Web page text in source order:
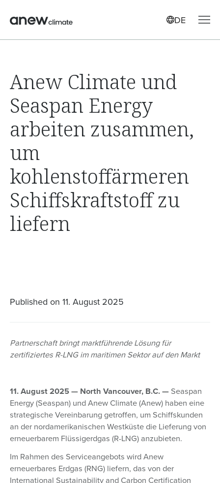
DE
Anew Climate und
Seaspan Energy
arbeiten zusammen,
um
kohlenstoffärmeren
Schiffskraftstoff zu
liefern
Published on 11. August 2025
Partnerschaft bringt marktführende Lösung für
zertifiziertes R-LNG im maritimen Sektor auf den Markt
11. August 2025 — North Vancouver, B.C. — Seaspan
Energy (Seaspan) und Anew Climate (Anew) haben eine
strategische Vereinbarung getroffen, um Schiffskunden
an der nordamerikanischen Westküste die Lieferung von
erneuerbarem Flüssigerdgas (R-LNG) anzubieten.
Im Rahmen des Serviceangebots wird Anew
erneuerbares Erdgas (RNG) liefern, das von der
International Sustainability and Carbon Certification